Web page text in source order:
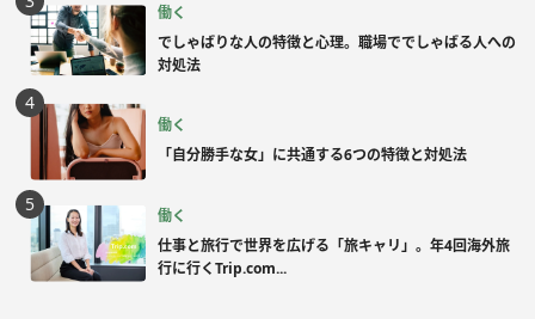
働く
でしゃばりな人の特徴と心理。職場ででしゃばる人への
対処法
働く
「自分勝手な女」に共通する6つの特徴と対処法
働く
仕事と旅行で世界を広げる「旅キャリ」。年4回海外旅
行に行くTrip.com...